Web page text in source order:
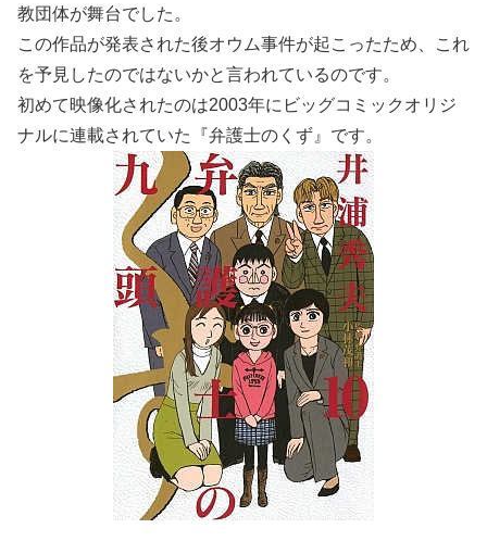
教団体が舞台でした。
この作品が発表された後オウム事件が起こったため、これ
を予見したのではないかと言われているのです。
初めて映像化されたのは2003年にビッグコミックオリジ
ナルに連載されていた『弁護士のくず』です。